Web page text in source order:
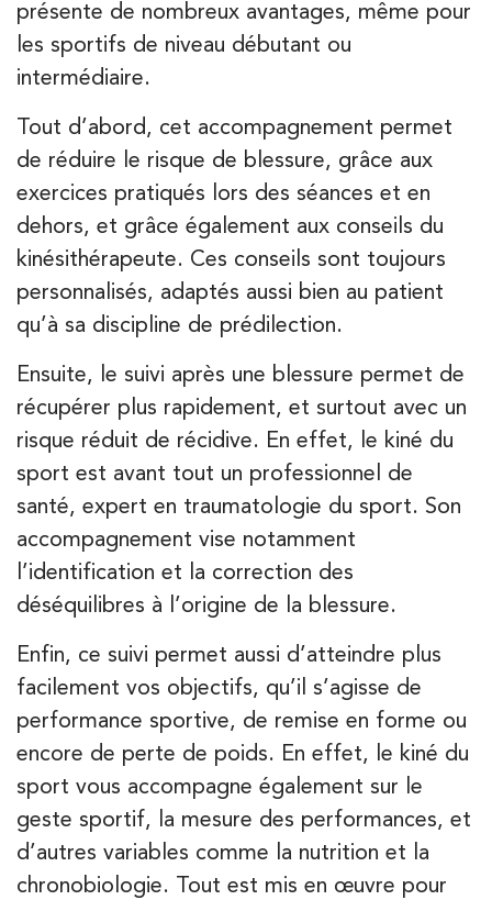
présente de nombreux avantages, même pour
les sportifs de niveau débutant ou
intermédiaire.
Tout d’abord, cet accompagnement permet
de réduire le risque de blessure, grâce aux
exercices pratiqués lors des séances et en
dehors, et grâce également aux conseils du
kinésithérapeute. Ces conseils sont toujours
personnalisés, adaptés aussi bien au patient
qu’à sa discipline de prédilection.
Ensuite, le suivi après une blessure permet de
récupérer plus rapidement, et surtout avec un
risque réduit de récidive. En effet, le kiné du
sport est avant tout un professionnel de
santé, expert en traumatologie du sport. Son
accompagnement vise notamment
l’identification et la correction des
déséquilibres à l’origine de la blessure.
Enfin, ce suivi permet aussi d’atteindre plus
facilement vos objectifs, qu’il s’agisse de
performance sportive, de remise en forme ou
encore de perte de poids. En effet, le kiné du
sport vous accompagne également sur le
geste sportif, la mesure des performances, et
d’autres variables comme la nutrition et la
chronobiologie. Tout est mis en œuvre pour
APPELEZ UN INSTITUT IK
APPELEZ UN INSTITUT IK
IK Paris 7 Saint Germain
199 Bd Saint-Germain 75007 Paris
PRENEZ RDV SUR
PRENEZ RDV SUR
IK Bois Colombes – 92
1 Rue Mertens 92600 Bois-Colombes
01 43 50 50 81
PRENEZ RDV SUR
PRENEZ RDV SUR
Kinésithérapie
IK Olympe Sante Antony – 92
28 Rue Velpeau 92160 Antony
01 76 21 71 41
PRENEZ RDV SUR
PRENEZ RDV SUR
Kinésithérapie
Koss Paris 8 – Haussmann
Kinésithérapie